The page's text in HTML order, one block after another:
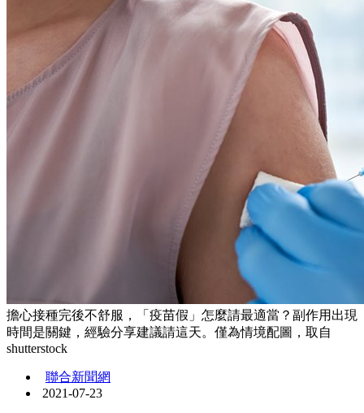
擔心接種完後不舒服，「疫苗假」怎麼請最適當？副作用出現
時間是關鍵，經驗分享建議請這天。僅為情境配圖，取自
shutterstock
聯合新聞網
2021-07-23